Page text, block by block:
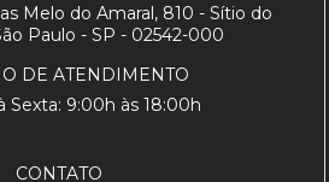
Melo do Amaral, 810 - Sítio do
Paulo - SP - 02542-000
DE ATENDIMENTO
Sexta: 9:00h às 18:00h
CONTATO